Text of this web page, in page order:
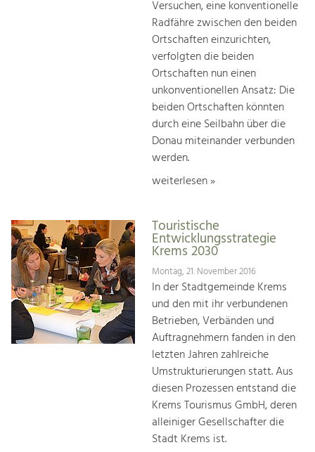
Versuchen, eine konventionelle
Radfähre zwischen den beiden
Ortschaften einzurichten,
verfolgten die beiden
Ortschaften nun einen
unkonventionellen Ansatz: Die
beiden Ortschaften könnten
durch eine Seilbahn über die
Donau miteinander verbunden
werden.
weiterlesen »
Touristische
Entwicklungsstrategie
Krems 2030
Montag, 21. November 2016
In der Stadtgemeinde Krems
und den mit ihr verbundenen
Betrieben, Verbänden und
Auftragnehmern fanden in den
letzten Jahren zahlreiche
Umstrukturierungen statt. Aus
diesen Prozessen entstand die
Krems Tourismus GmbH, deren
alleiniger Gesellschafter die
Stadt Krems ist.